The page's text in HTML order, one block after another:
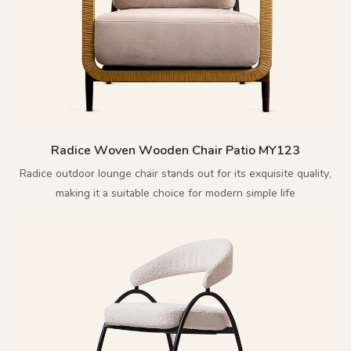
Radice Woven Wooden Chair Patio MY123
Radice outdoor lounge chair stands out for its exquisite quality,
making it a suitable choice for modern simple life